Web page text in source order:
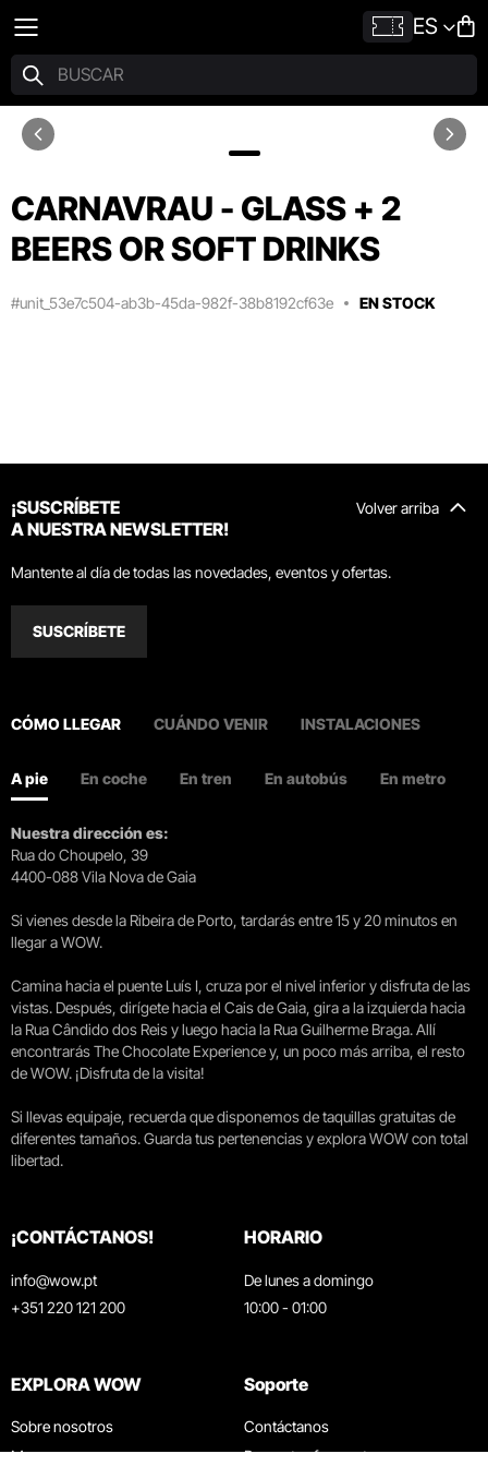
ES
CARNAVRAU - GLASS + 2
BEERS OR SOFT DRINKS
#unit_53e7c504-ab3b-45da-982f-38b8192cf63e EN STOCK
Volver arriba
¡SUSCRÍBETE
A NUESTRA NEWSLETTER!
Mantente al día de todas las novedades, eventos y ofertas.
SUSCRÍBETE
CÓMO LLEGAR CUÁNDO VENIR INSTALACIONES
A pie En coche En tren En autobús En metro
Nuestra dirección es:
Rua do Choupelo, 39
4400-088 Vila Nova de Gaia
Si vienes desde la Ribeira de Porto, tardarás entre 15 y 20 minutos en
llegar a WOW.
Camina hacia el puente Luís I, cruza por el nivel inferior y disfruta de las
vistas. Después, dirígete hacia el Cais de Gaia, gira a la izquierda hacia
la Rua Cândido dos Reis y luego hacia la Rua Guilherme Braga. Allí
encontrarás The Chocolate Experience y, un poco más arriba, el resto
de WOW. ¡Disfruta de la visita!
Si llevas equipaje, recuerda que disponemos de taquillas gratuitas de
diferentes tamaños. Guarda tus pertenencias y explora WOW con total
libertad.
¡CONTÁCTANOS!
info@wow.pt
+351 220 121 200
HORARIO
De lunes a domingo
10:00 - 01:00
EXPLORA WOW
Sobre nosotros
Museos
Soporte
Contáctanos
Preguntas frecuentes